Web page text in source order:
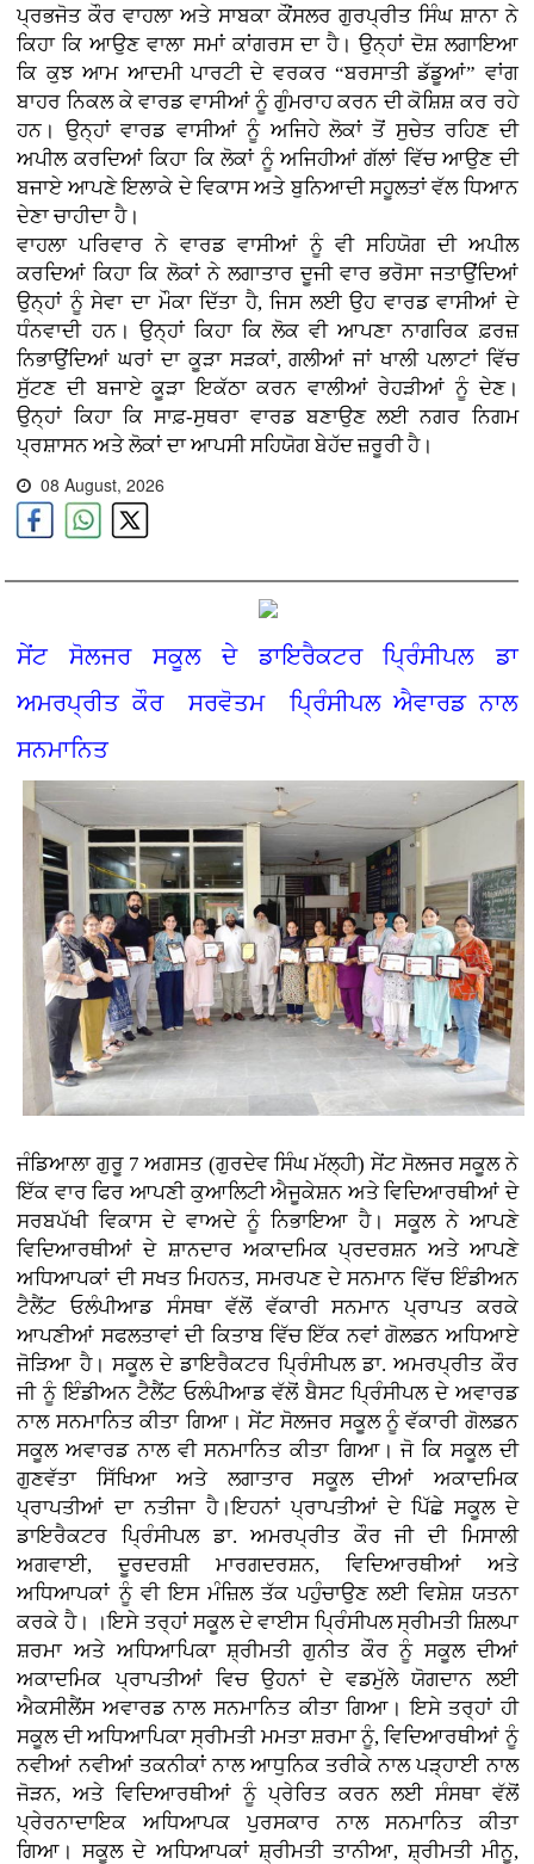
ਪ੍ਰਭਜੋਤ ਕੌਰ ਵਾਹਲਾ ਅਤੇ ਸਾਬਕਾ ਕੌਂਸਲਰ ਗੁਰਪ੍ਰੀਤ ਸਿੰਘ ਸ਼ਾਨਾ ਨੇ
ਕਿਹਾ ਕਿ ਆਉਣ ਵਾਲਾ ਸਮਾਂ ਕਾਂਗਰਸ ਦਾ ਹੈ। ਉਨ੍ਹਾਂ ਦੋਸ਼ ਲਗਾਇਆ
ਕਿ ਕੁਝ ਆਮ ਆਦਮੀ ਪਾਰਟੀ ਦੇ ਵਰਕਰ “ਬਰਸਾਤੀ ਡੱਡੂਆਂ” ਵਾਂਗ
ਬਾਹਰ ਨਿਕਲ ਕੇ ਵਾਰਡ ਵਾਸੀਆਂ ਨੂੰ ਗੁੰਮਰਾਹ ਕਰਨ ਦੀ ਕੋਸ਼ਿਸ਼ ਕਰ ਰਹੇ
ਹਨ। ਉਨ੍ਹਾਂ ਵਾਰਡ ਵਾਸੀਆਂ ਨੂੰ ਅਜਿਹੇ ਲੋਕਾਂ ਤੋਂ ਸੁਚੇਤ ਰਹਿਣ ਦੀ
ਅਪੀਲ ਕਰਦਿਆਂ ਕਿਹਾ ਕਿ ਲੋਕਾਂ ਨੂੰ ਅਜਿਹੀਆਂ ਗੱਲਾਂ ਵਿੱਚ ਆਉਣ ਦੀ
ਬਜਾਏ ਆਪਣੇ ਇਲਾਕੇ ਦੇ ਵਿਕਾਸ ਅਤੇ ਬੁਨਿਆਦੀ ਸਹੂਲਤਾਂ ਵੱਲ ਧਿਆਨ
ਦੇਣਾ ਚਾਹੀਦਾ ਹੈ।
ਵਾਹਲਾ ਪਰਿਵਾਰ ਨੇ ਵਾਰਡ ਵਾਸੀਆਂ ਨੂੰ ਵੀ ਸਹਿਯੋਗ ਦੀ ਅਪੀਲ
ਕਰਦਿਆਂ ਕਿਹਾ ਕਿ ਲੋਕਾਂ ਨੇ ਲਗਾਤਾਰ ਦੂਜੀ ਵਾਰ ਭਰੋਸਾ ਜਤਾਉਂਦਿਆਂ
ਉਨ੍ਹਾਂ ਨੂੰ ਸੇਵਾ ਦਾ ਮੌਕਾ ਦਿੱਤਾ ਹੈ, ਜਿਸ ਲਈ ਉਹ ਵਾਰਡ ਵਾਸੀਆਂ ਦੇ
ਧੰਨਵਾਦੀ ਹਨ। ਉਨ੍ਹਾਂ ਕਿਹਾ ਕਿ ਲੋਕ ਵੀ ਆਪਣਾ ਨਾਗਰਿਕ ਫ਼ਰਜ਼
ਨਿਭਾਉਂਦਿਆਂ ਘਰਾਂ ਦਾ ਕੂੜਾ ਸੜਕਾਂ, ਗਲੀਆਂ ਜਾਂ ਖਾਲੀ ਪਲਾਟਾਂ ਵਿੱਚ
ਸੁੱਟਣ ਦੀ ਬਜਾਏ ਕੂੜਾ ਇਕੱਠਾ ਕਰਨ ਵਾਲੀਆਂ ਰੇਹੜੀਆਂ ਨੂੰ ਦੇਣ।
ਉਨ੍ਹਾਂ ਕਿਹਾ ਕਿ ਸਾਫ਼-ਸੁਥਰਾ ਵਾਰਡ ਬਣਾਉਣ ਲਈ ਨਗਰ ਨਿਗਮ
ਪ੍ਰਸ਼ਾਸਨ ਅਤੇ ਲੋਕਾਂ ਦਾ ਆਪਸੀ ਸਹਿਯੋਗ ਬੇਹੱਦ ਜ਼ਰੂਰੀ ਹੈ।
08 August, 2026
ਸੇਂਟ ਸੋਲਜਰ ਸਕੂਲ ਦੇ ਡਾਇਰੈਕਟਰ ਪ੍ਰਿੰਸੀਪਲ ਡਾ
ਅਮਰਪ੍ਰੀਤ ਕੌਰ ਸਰਵੋਤਮ ਪ੍ਰਿੰਸੀਪਲ ਐਵਾਰਡ ਨਾਲ
ਸਨਮਾਨਿਤ
ਜੰਡਿਆਲਾ ਗੁਰੂ 7 ਅਗਸਤ (ਗੁਰਦੇਵ ਸਿੰਘ ਮੱਲ੍ਹੀ)ਸੇਂਟ ਸੋਲਜਰ ਸਕੂਲ ਨੇ
ਇੱਕ ਵਾਰ ਫਿਰ ਆਪਣੀ ਕੁਆਲਿਟੀ ਐਜੂਕੇਸ਼ਨ ਅਤੇ ਵਿਦਿਆਰਥੀਆਂ ਦੇ
ਸਰਬਪੱਖੀ ਵਿਕਾਸ ਦੇ ਵਾਅਦੇ ਨੂੰ ਨਿਭਾਇਆ ਹੈ। ਸਕੂਲ ਨੇ ਆਪਣੇ
ਵਿਦਿਆਰਥੀਆਂ ਦੇ ਸ਼ਾਨਦਾਰ ਅਕਾਦਮਿਕ ਪ੍ਰਦਰਸ਼ਨ ਅਤੇ ਆਪਣੇ
ਅਧਿਆਪਕਾਂ ਦੀ ਸਖਤ ਮਿਹਨਤ, ਸਮਰਪਣ ਦੇ ਸਨਮਾਨ ਵਿੱਚ ਇੰਡੀਅਨ
ਟੈਲੈਂਟ ਓਲੰਪੀਆਡ ਸੰਸਥਾ ਵੱਲੋਂ ਵੱਕਾਰੀ ਸਨਮਾਨ ਪ੍ਰਾਪਤ ਕਰਕੇ
ਆਪਣੀਆਂ ਸਫਲਤਾਵਾਂ ਦੀ ਕਿਤਾਬ ਵਿੱਚ ਇੱਕ ਨਵਾਂ ਗੋਲਡਨ ਅਧਿਆਏ
ਜੋੜਿਆ ਹੈ। ਸਕੂਲ ਦੇ ਡਾਇਰੈਕਟਰ ਪ੍ਰਿੰਸੀਪਲ ਡਾ. ਅਮਰਪ੍ਰੀਤ ਕੌਰ
ਜੀ ਨੂੰ ਇੰਡੀਅਨ ਟੈਲੈਂਟ ਓਲੰਪੀਆਡ ਵੱਲੋਂ ਬੈਸਟ ਪ੍ਰਿੰਸੀਪਲ ਦੇ ਅਵਾਰਡ
ਨਾਲ ਸਨਮਾਨਿਤ ਕੀਤਾ ਗਿਆ। ਸੇਂਟ ਸੋਲਜਰ ਸਕੂਲ ਨੂੰ ਵੱਕਾਰੀ ਗੋਲਡਨ
ਸਕੂਲ ਅਵਾਰਡ ਨਾਲ ਵੀ ਸਨਮਾਨਿਤ ਕੀਤਾ ਗਿਆ। ਜੋ ਕਿ ਸਕੂਲ ਦੀ
ਗੁਣਵੱਤਾ ਸਿੱਖਿਆ ਅਤੇ ਲਗਾਤਾਰ ਸਕੂਲ ਦੀਆਂ ਅਕਾਦਮਿਕ
ਪ੍ਰਾਪਤੀਆਂ ਦਾ ਨਤੀਜਾ ਹੈ।ਇਹਨਾਂ ਪ੍ਰਾਪਤੀਆਂ ਦੇ ਪਿੱਛੇ ਸਕੂਲ ਦੇ
ਡਾਇਰੈਕਟਰ ਪ੍ਰਿੰਸੀਪਲ ਡਾ. ਅਮਰਪ੍ਰੀਤ ਕੌਰ ਜੀ ਦੀ ਮਿਸਾਲੀ
ਅਗਵਾਈ, ਦੂਰਦਰਸ਼ੀ ਮਾਰਗਦਰਸ਼ਨ, ਵਿਦਿਆਰਥੀਆਂ ਅਤੇ
ਅਧਿਆਪਕਾਂ ਨੂੰ ਵੀ ਇਸ ਮੰਜ਼ਿਲ ਤੱਕ ਪਹੁੰਚਾਉਣ ਲਈ ਵਿਸ਼ੇਸ਼ ਯਤਨਾ
ਕਰਕੇ ਹੈ। ।ਇਸੇ ਤਰ੍ਹਾਂ ਸਕੂਲ ਦੇ ਵਾਈਸ ਪ੍ਰਿੰਸੀਪਲ ਸ੍ਰੀਮਤੀ ਸ਼ਿਲਪਾ
ਸ਼ਰਮਾ ਅਤੇ ਅਧਿਆਪਿਕਾ ਸ਼੍ਰੀਮਤੀ ਗੁਨੀਤ ਕੌਰ ਨੂੰ ਸਕੂਲ ਦੀਆਂ
ਅਕਾਦਮਿਕ ਪ੍ਰਾਪਤੀਆਂ ਵਿਚ ਉਹਨਾਂ ਦੇ ਵਡਮੁੱਲੇ ਯੋਗਦਾਨ ਲਈ
ਐਕਸੀਲੈਂਸ ਅਵਾਰਡ ਨਾਲ ਸਨਮਾਨਿਤ ਕੀਤਾ ਗਿਆ। ਇਸੇ ਤਰ੍ਹਾਂ ਹੀ
ਸਕੂਲ ਦੀ ਅਧਿਆਪਿਕਾ ਸ੍ਰੀਮਤੀ ਮਮਤਾ ਸ਼ਰਮਾ ਨੂੰ, ਵਿਦਿਆਰਥੀਆਂ ਨੂੰ
ਨਵੀਆਂ ਨਵੀਆਂ ਤਕਨੀਕਾਂ ਨਾਲ ਆਧੁਨਿਕ ਤਰੀਕੇ ਨਾਲ ਪੜ੍ਹਾਈ ਨਾਲ
ਜੋੜਨ, ਅਤੇ ਵਿਦਿਆਰਥੀਆਂ ਨੂੰ ਪ੍ਰੇਰਿਤ ਕਰਨ ਲਈ ਸੰਸਥਾ ਵੱਲੋਂ
ਪ੍ਰੇਰਨਾਦਾਇਕ ਅਧਿਆਪਕ ਪੁਰਸਕਾਰ ਨਾਲ ਸਨਮਾਨਿਤ ਕੀਤਾ
ਗਿਆ। ਸਕੂਲ ਦੇ ਅਧਿਆਪਕਾਂ ਸ਼੍ਰੀਮਤੀ ਤਾਨੀਆ, ਸ਼੍ਰੀਮਤੀ ਮੀਨੂ,